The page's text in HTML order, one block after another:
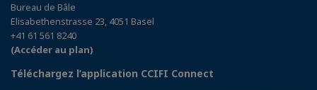
Bureau de Bâle
Elisabethenstrasse 23, 4051 Basel
+41 61 561 8240
(Accéder au plan)
Téléchargez l’application CCIFI Connect